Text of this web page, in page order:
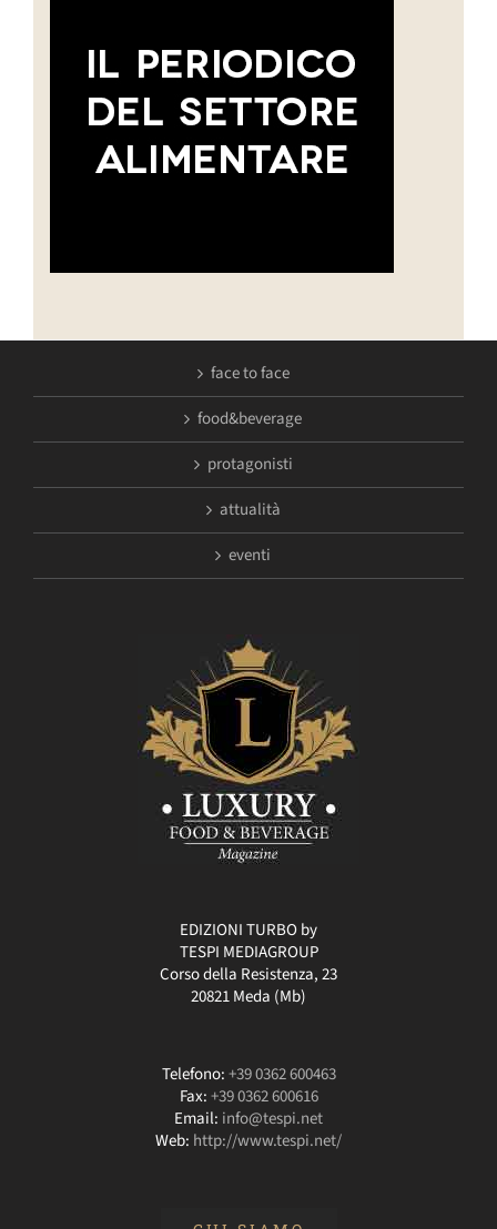
face to face
food&beverage
protagonisti
attualità
eventi
EDIZIONI TURBO by
TESPI MEDIAGROUP
Corso della Resistenza, 23
20821 Meda (Mb)
Telefono:+39 0362 600463
Fax:+39 0362 600616
Email: info@tespi.net
Web: http://www.tespi.net/